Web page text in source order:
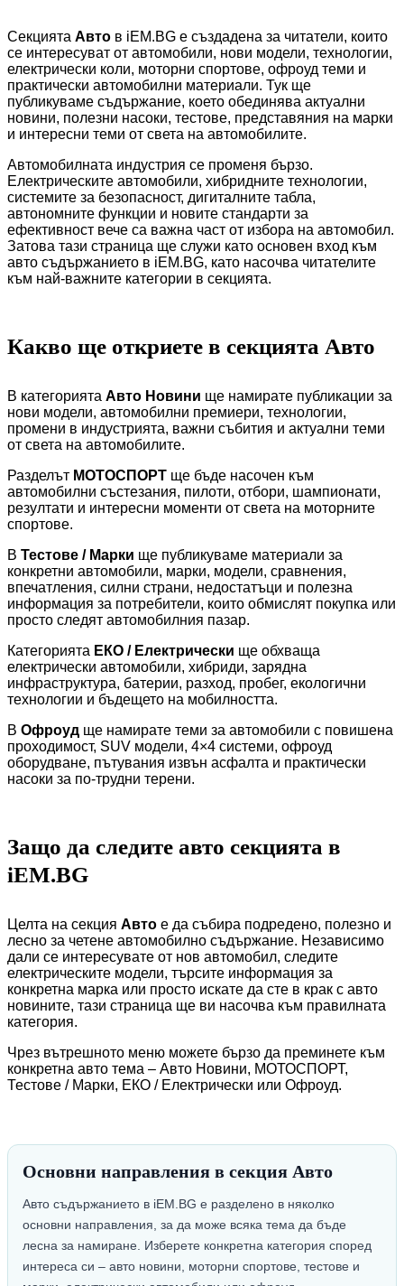
Секцията Авто в iEM.BG е създадена за читатели, които
се интересуват от автомобили, нови модели, технологии,
електрически коли, моторни спортове, офроуд теми и
практически автомобилни материали. Тук ще
публикуваме съдържание, което обединява актуални
новини, полезни насоки, тестове, представяния на марки
и интересни теми от света на автомобилите.
Автомобилната индустрия се променя бързо.
Електрическите автомобили, хибридните технологии,
системите за безопасност, дигиталните табла,
автономните функции и новите стандарти за
ефективност вече са важна част от избора на автомобил.
Затова тази страница ще служи като основен вход към
авто съдържанието в iEM.BG, като насочва читателите
към най-важните категории в секцията.
Какво ще откриете в секцията Авто
В категорията Авто Новини ще намирате публикации за
нови модели, автомобилни премиери, технологии,
промени в индустрията, важни събития и актуални теми
от света на автомобилите.
Разделът МОТОСПОРТ ще бъде насочен към
автомобилни състезания, пилоти, отбори, шампионати,
резултати и интересни моменти от света на моторните
спортове.
В Тестове / Марки ще публикуваме материали за
конкретни автомобили, марки, модели, сравнения,
впечатления, силни страни, недостатъци и полезна
информация за потребители, които обмислят покупка или
просто следят автомобилния пазар.
Категорията ЕКО / Електрически ще обхваща
електрически автомобили, хибриди, зарядна
инфраструктура, батерии, разход, пробег, екологични
технологии и бъдещето на мобилността.
В Офроуд ще намирате теми за автомобили с повишена
проходимост, SUV модели, 4×4 системи, офроуд
оборудване, пътувания извън асфалта и практически
насоки за по-трудни терени.
Защо да следите авто секцията в
iEM.BG
Целта на секция Авто е да събира подредено, полезно и
лесно за четене автомобилно съдържание. Независимо
дали се интересувате от нов автомобил, следите
електрическите модели, търсите информация за
конкретна марка или просто искате да сте в крак с авто
новините, тази страница ще ви насочва към правилната
категория.
Чрез вътрешното меню можете бързо да преминете към
конкретна авто тема – Авто Новини, МОТОСПОРТ,
Тестове / Марки, ЕКО / Електрически или Офроуд.
Основни направления в секция Авто
Авто съдържанието в iEM.BG е разделено в няколко
основни направления, за да може всяка тема да бъде
лесна за намиране. Изберете конкретна категория според
интереса си – авто новини, моторни спортове, тестове и